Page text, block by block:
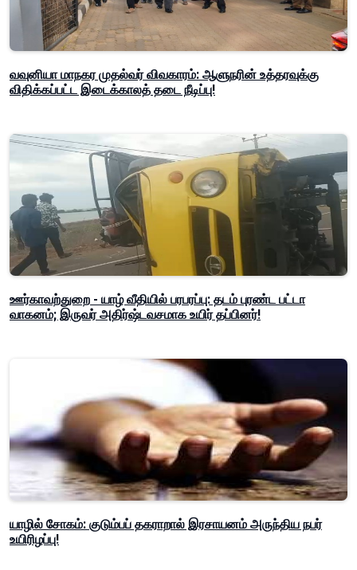
வவுனியா மாநகர முதல்வர் விவகாரம்: ஆளுநரின் உத்தரவுக்கு
விதிக்கப்பட்ட இடைக்காலத் தடை நீடிப்பு!
ஊர்காவற்துறை - யாழ் வீதியில் பரபரப்பு: தடம் புரண்ட பட்டா
வாகனம்; இருவர் அதிர்ஷ்டவசமாக உயிர் தப்பினர்!
யாழில் சோகம்: குடும்பப் தகராறால் இரசாயனம் அருந்திய நபர்
உயிரிழப்பு!